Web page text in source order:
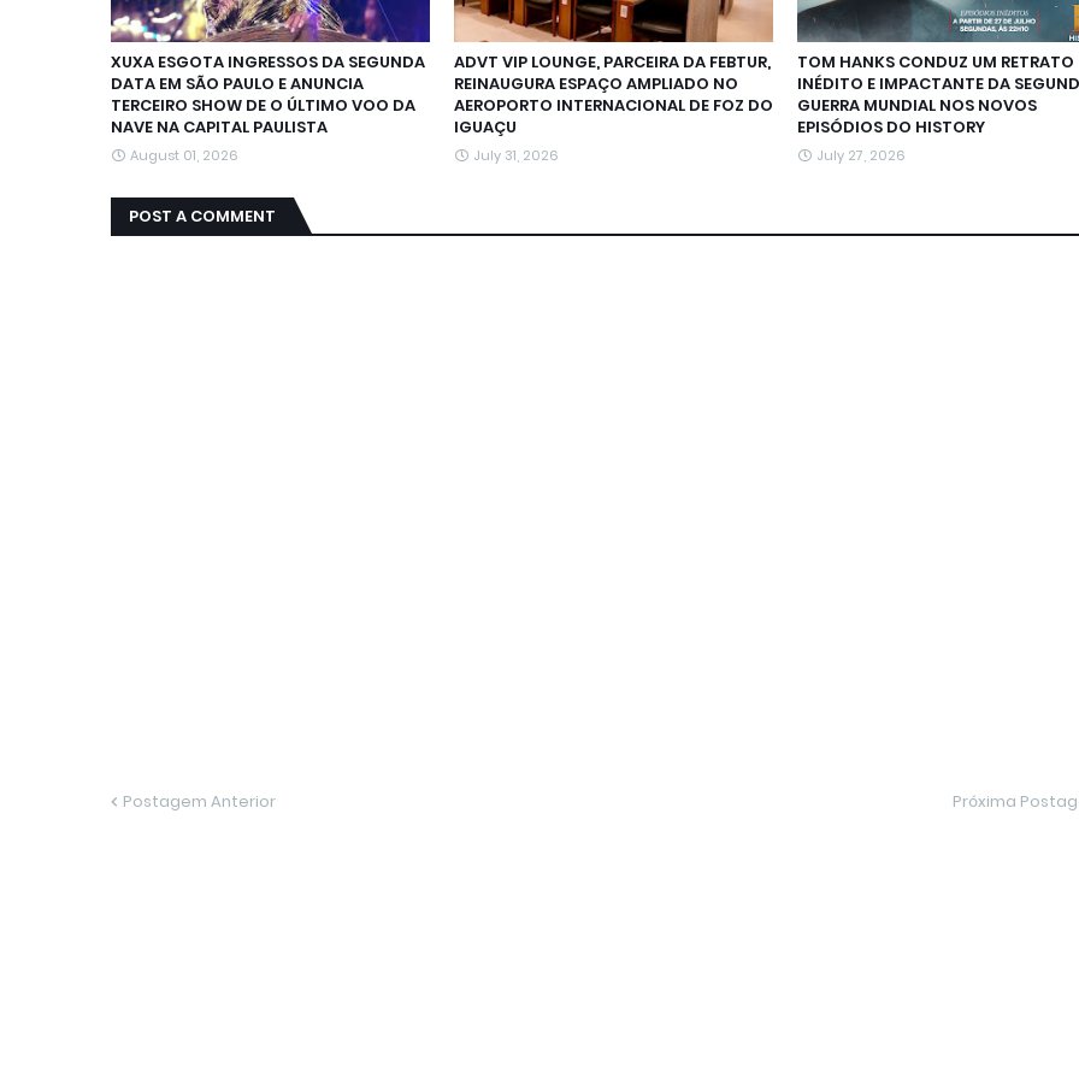
XUXA ESGOTA INGRESSOS DA SEGUNDA
DATA EM SÃO PAULO E ANUNCIA
TERCEIRO SHOW DE O ÚLTIMO VOO DA
NAVE NA CAPITAL PAULISTA
August 01, 2026
ADVT VIP LOUNGE, PARCEIRA DA FEBTUR,
REINAUGURA ESPAÇO AMPLIADO NO
AEROPORTO INTERNACIONAL DE FOZ DO
IGUAÇU
July 31, 2026
TOM HANKS CONDUZ UM RETRATO
INÉDITO E IMPACTANTE DA
GUERRA MUNDIAL NOS NOVOS
EPISÓDIOS DO HISTORY
July 27, 2026
POST A COMMENT
Postagem Anterior Próxima